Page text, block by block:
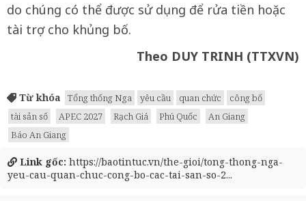
do chúng có thể được sử dụng để rửa tiền hoặc
tài trợ cho khủng bố.
Theo DUY TRINH (TTXVN)
Từ khóa Tổng thống Nga yêu cầu quan chức
công bố
tài sản số
APEC 2027 Rạch Giá Phú Quốc
An Giang
Báo An Giang
Link gốc: https://baotintuc.vn/the-gioi/tong-thong-nga-
yeu-cau-quan-chuc-cong-bo-cac-tai-san-so-2...